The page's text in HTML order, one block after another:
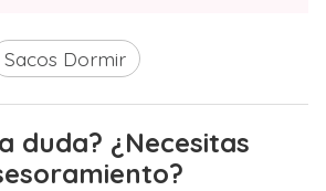
Sacos Dormir
duda? ¿Necesitas